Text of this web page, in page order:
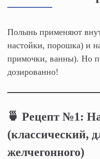
Полынь применяют
настойки, порошка) и
примочки, ванны). Но
дозированно!
🍵 Рецепт №1:
(классический,
желчегонного)